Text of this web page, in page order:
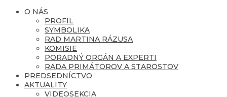
O NÁS
PROFIL
SYMBOLIKA
RAD MARTINA RÁZUSA
KOMISIE
PORADNÝ ORGÁN A EXPERTI
RADA PRIMÁTOROV A STAROSTOV
PREDSEDNÍCTVO
AKTUALITY
VIDEOSEKCIA